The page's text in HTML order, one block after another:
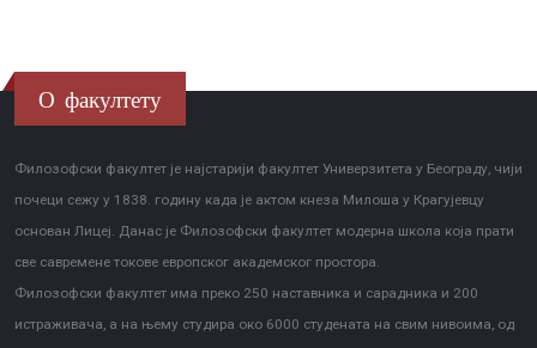
О факултету
Филозофски факултет је најстарији факултет Универзитета у Београду, чији
почеци сежу у 1838. годину када је актом кнеза Милоша у Крагујевцу
основан Лицеј. Данас је Филозофски факултет модерна школа која прати
све савремене токове европског академског простора.
Филозофски факултет има преко 250 наставника и сарадника и 200
истраживача, а на њему студира око 6000 студената на свим нивоима, од